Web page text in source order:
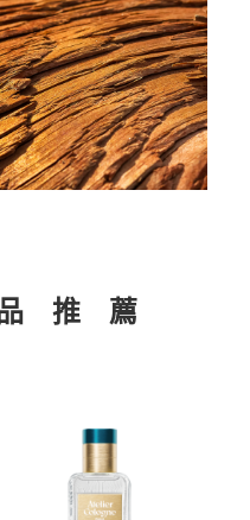
推 薦